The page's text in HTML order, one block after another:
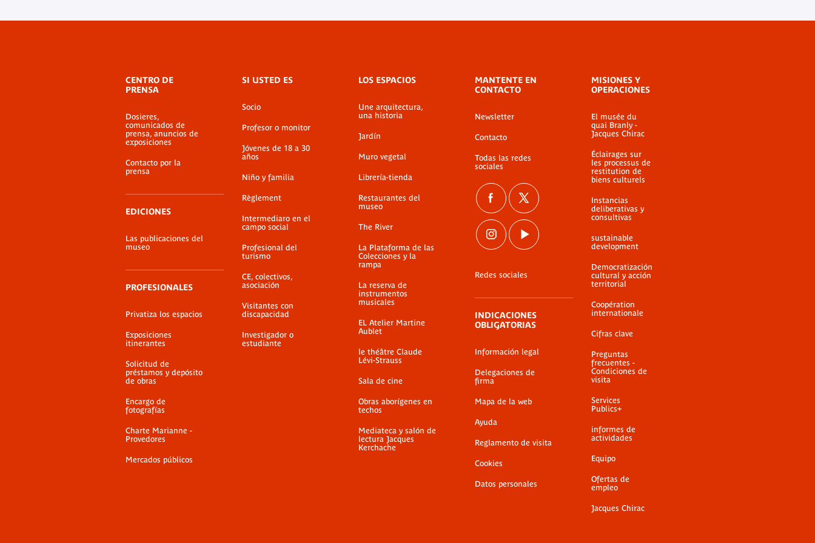
Formulaire d'adhésion
Documento PDF
Documento PDF
de
pie
página
CENTRO DE
PRENSA
Dosieres,
comunicados de
prensa, anuncios de
exposiciones
Contacto por la
prensa
EDICIONES
Las publicaciones del
museo
PROFESIONALES
Privatiza los espacios
Exposiciones
itinerantes
Solicitud de
préstamos y depósito
de obras
Encargo de
fotografías
Charte Marianne -
Provedores
Mercados públicos
SI USTED ES
Socio
Profesor o monitor
Jóvenes de 18 a 30
años
Niño y familia
Règlement
Intermediaro en el
campo social
Profesional del
turismo
CE, colectivos,
asociación
Visitantes con
discapacidad
Investigador o
estudiante
LOS ESPACIOS
Une arquitectura,
una historia
Jardín
Muro vegetal
Librería-tienda
Restaurantes del
museo
The River
La Plataforma de las
Colecciones y la
rampa
La reserva de
instrumentos
musicales
EL Atelier Martine
Aublet
le théâtre Claude
Lévi-Strauss
Sala de cine
Obras aborígenes en
techos
Mediateca y salón de
lectura Jacques
Kerchache
MANTENTE EN
CONTACTO
Newsletter
Contacto
Todas las redes
sociales
Redes sociales
INDICACIONES
OBLIGATORIAS
Información legal
Delegaciones de
firma
Mapa de la web
Ayuda
Reglamento de visita
Cookies
Datos personales
MISIONES Y
OPERACIONES
El musée du
quai Branly -
Jacques Chirac
Éclairages sur
les processus de
restitution de
biens culturels
Instancias
deliberativas y
consultivas
sustainable
development
Democratización
cultural y acción
territorial
Coopération
internationale
Cifras clave
Preguntas
frecuentes -
Condiciones de
visita
Services
Publics+
informes de
actividades
Equipo
Ofertas de
empleo
Jacques Chirac